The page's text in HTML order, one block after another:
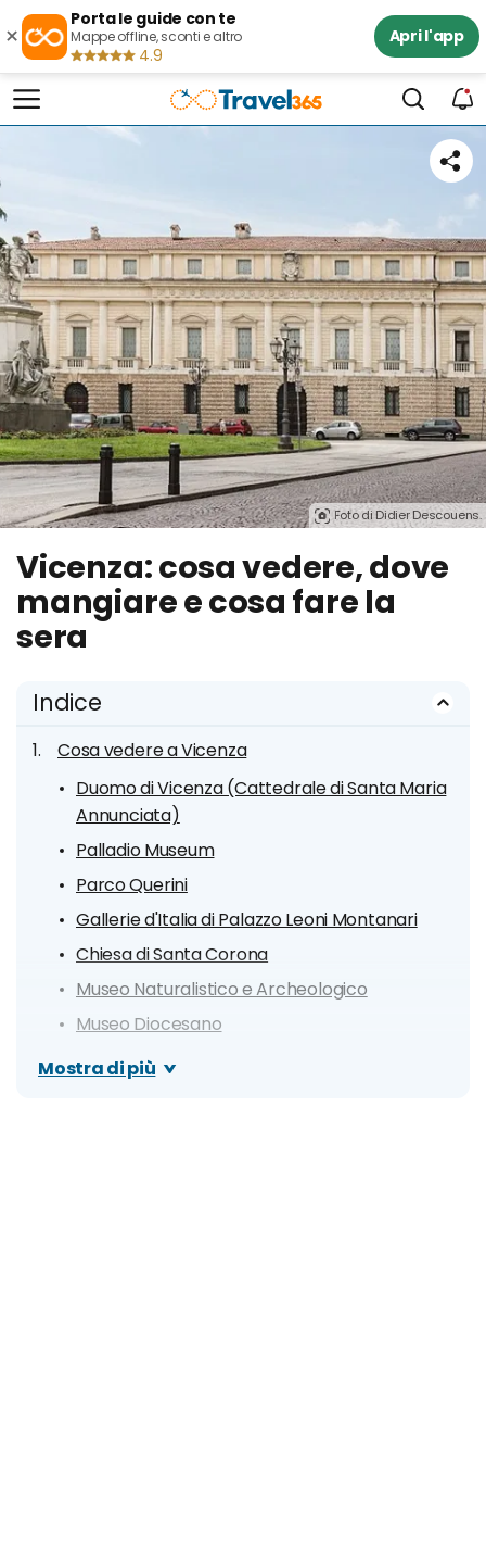
×
Porta le guide con te
Mappe offline, sconti e altro
4.9
Apri l'app
Foto di Didier Descouens.
Vicenza: cosa vedere, dove
mangiare e cosa fare la
sera
Indice
Cosa vedere a Vicenza
Duomo di Vicenza (Cattedrale di Santa Maria
Annunciata)
Palladio Museum
Parco Querini
Gallerie d'Italia di Palazzo Leoni Montanari
Chiesa di Santa Corona
Museo Naturalistico e Archeologico
Museo Diocesano
Museo Civico di Palazzo Chiericati
Mostra di più